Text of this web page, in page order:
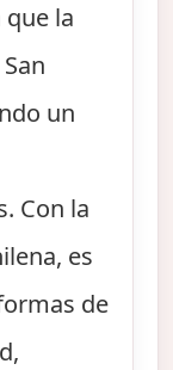
que la
un
Con la
es
de